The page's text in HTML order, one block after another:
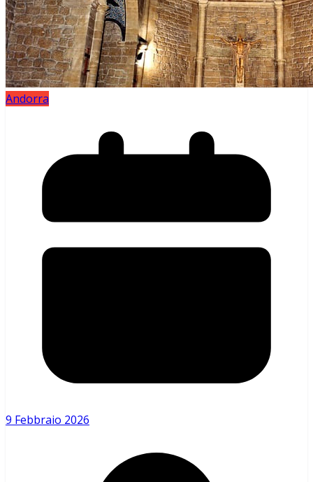
Andorra
9 Febbraio 2026